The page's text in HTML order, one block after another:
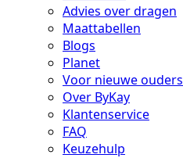
Advies over dragen
Maattabellen
Blogs
Planet
Voor nieuwe ouders
Over ByKay
Klantenservice
FAQ
Keuzehulp